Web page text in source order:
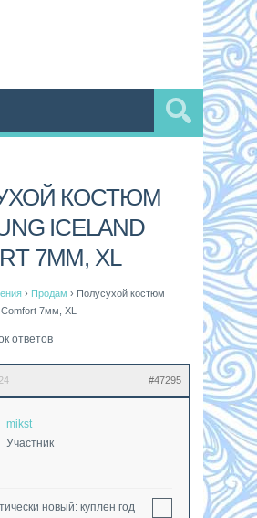
КОСТЮМ
ICELAND
7ММ, XL
› Продам › Полусухой костюм
7мм, XL
ответов
#47295
mikst
Участник
новый: куплен год